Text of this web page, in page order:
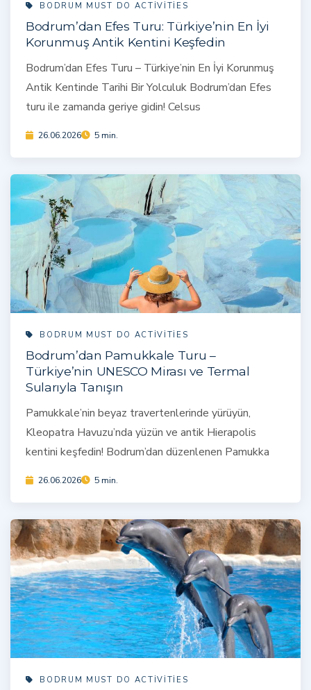
BODRUM MUST DO ACTIVITIES
Bodrum’dan Efes Turu: Türkiye’nin En İyi
Korunmuş Antik Kentini Keşfedin
Bodrum’dan Efes Turu – Türkiye’nin En İyi Korunmuş
Antik Kentinde Tarihi Bir Yolculuk Bodrum’dan Efes
turu ile zamanda geriye gidin! Celsus
26.06.2026 5 min.
BODRUM MUST DO ACTIVITIES
Bodrum’dan Pamukkale Turu –
Türkiye’nin UNESCO Mirası ve Termal
Sularıyla Tanışın
Pamukkale’nin beyaz travertenlerinde yürüyün,
Kleopatra Havuzu’nda yüzün ve antik Hierapolis
kentini keşfedin! Bodrum’dan düzenlenen Pamukka
26.06.2026 5 min.
BODRUM MUST DO ACTIVITIES